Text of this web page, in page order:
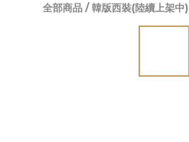
全部商品 /韓版西裝(陸續上架中)